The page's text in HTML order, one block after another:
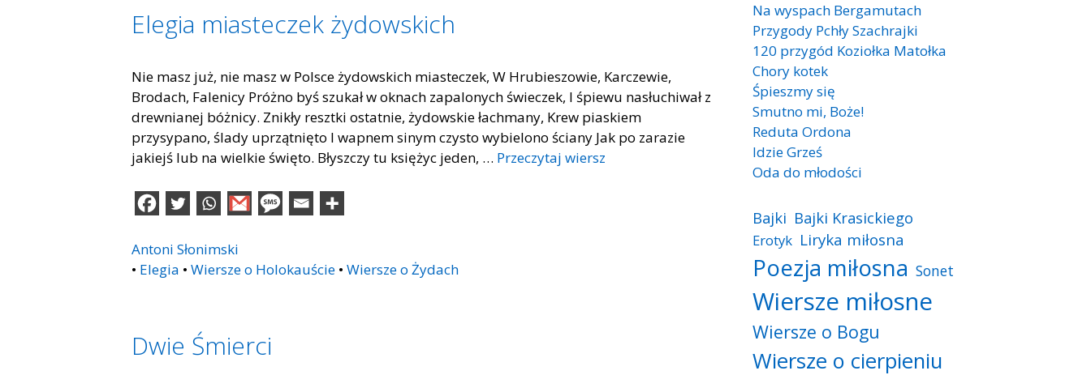
Elegia miasteczek żydowskich
Nie masz już, nie masz w Polsce żydowskich miasteczek, W Hrubieszowie, Karczewie,
Brodach, Falenicy Próżno byś szukał w oknach zapalonych świeczek, I śpiewu nasłuchiwał z
drewnianej bóżnicy. Znikły resztki ostatnie, żydowskie łachmany, Krew piaskiem
przysypano, ślady uprzątnięto I wapnem sinym czysto wybielono ściany Jak po zarazie
jakiejś lub na wielkie święto. Błyszczy tu księżyc jeden, … Przeczytaj wiersz
Antoni Słonimski
• Elegia • Wiersze o Holokauście • Wiersze o Żydach
Dwie Śmierci
Na wyspach Bergamutach
Przygody Pchły Szachrajki
120 przygód Koziołka Matołka
Chory kotek
Śpieszmy się
Smutno mi, Boże!
Reduta Ordona
Idzie Grześ
Oda do młodości
Bajki Bajki Krasickiego
Erotyk Liryka miłosna
Poezja miłosna Sonet
Wiersze miłosne
Wiersze o Bogu
Wiersze o cierpieniu